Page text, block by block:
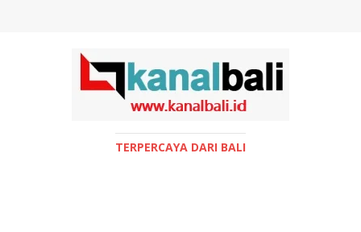
TERPERCAYA DARI BALI